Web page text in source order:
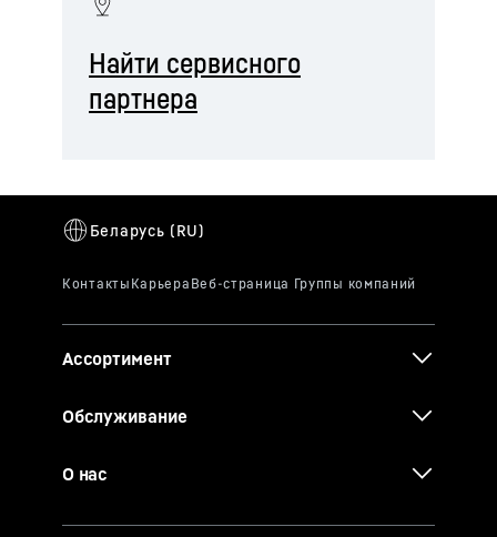
Найти сервисного
партнера
Ассортимент
Обслуживание
О нас